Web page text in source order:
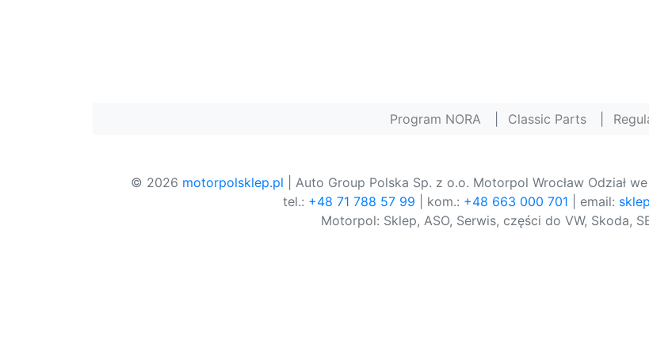
Program NORA Classic Parts
© 2026 motorpolsklep.pl | Auto Group Polska Sp. z o.o. Motorpol Wrocław Odział
tel.: +48 71 788 57 99 | kom.: +48 663 000 701 | email:
Motorpol: Sklep, ASO, Serwis, części do VW, Skoda,